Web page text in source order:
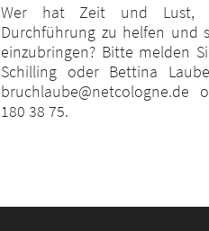
Wer hat Zeit und Lust,
Durchführung zu helfen und
einzubringen? Bitte melden
Schilling oder Bettina
bruchlaube@netcologne.de
180 38 75.